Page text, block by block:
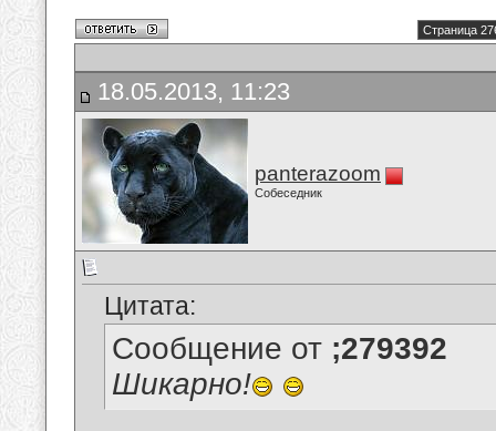
Страница
18.05.2013, 11:23
panterazoom
Собеседник
Цитата:
Сообщение от ;279392
Шикарно!